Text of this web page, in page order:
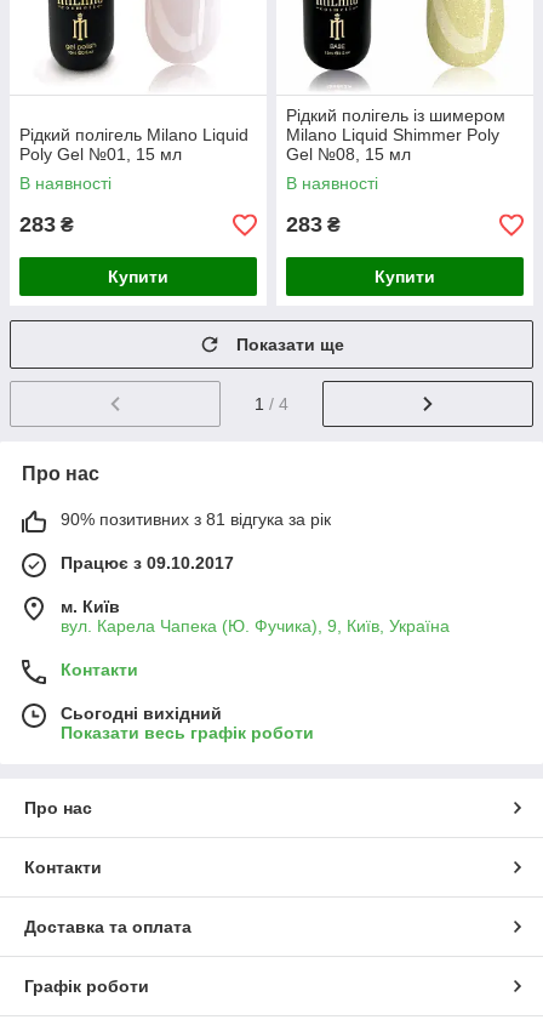
Рідкий полігель Milano Liquid
Poly Gel №01, 15 мл
В наявності
283 ₴
Купити
Рідкий полігель із шимером
Milano Liquid Shimmer Poly
Gel №08, 15 мл
В наявності
283 ₴
Купити
Показати ще
1 / 4
Про нас
90% позитивних з 81 відгука за рік
Працює з 09.10.2017
м. Київ
вул. Карела Чапека (Ю. Фучика), 9, Київ, Україна
Контакти
Сьогодні вихідний
Показати весь графік роботи
Про нас
Контакти
Доставка та оплата
Графік роботи